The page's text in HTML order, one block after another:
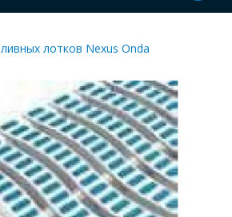
лотков Nexus Onda